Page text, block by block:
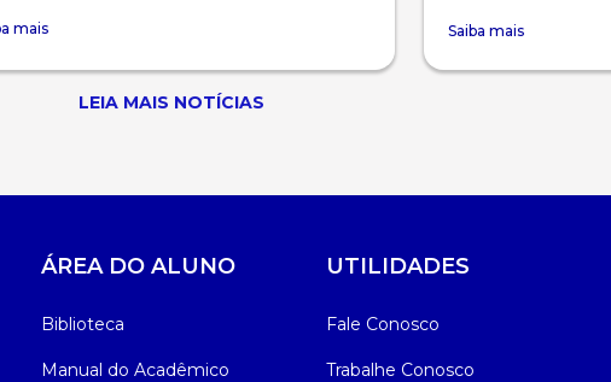
mais Saiba mais
LEIA MAIS NOTÍCIAS
ÁREA DO ALUNO
Biblioteca
Manual do Acadêmico
UTILIDADES
Fale Conosco
Trabalhe Conosco